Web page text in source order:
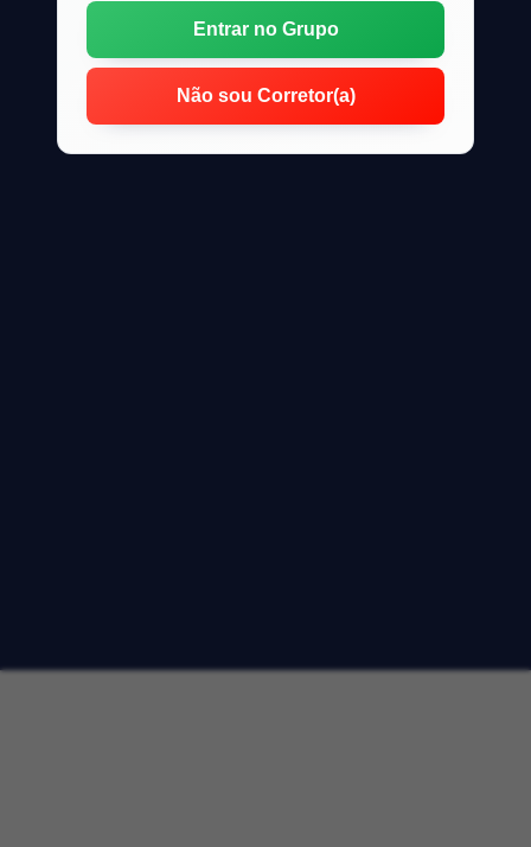
Entrar no Grupo
Não sou Corretor(a)